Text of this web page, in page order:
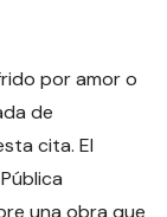
por amor o
de
cita. El
una obra que